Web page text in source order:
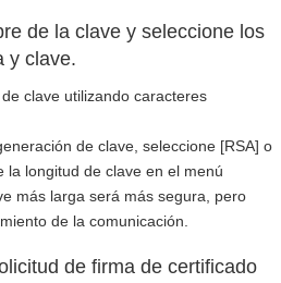
de la clave y seleccione los
y clave.
clave utilizando caracteres
de clave, seleccione [RSA] o
la longitud de clave en el menú
más larga será más segura, pero
de la comunicación.
de firma de certificado